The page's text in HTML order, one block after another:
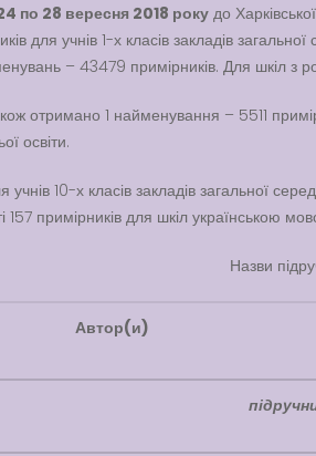
по 28 вересня 2018 року до
для учнів 1-х класів закладів
– 43479 примірників. Для шкіл з
отримано 1 найменування – 5511
освіти.
учнів 10-х класів закладів загальної
157 примірників для шкіл українською
Назви
Автор(и)